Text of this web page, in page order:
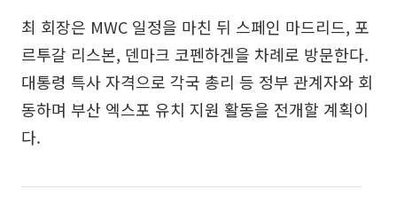
최 회장은 MWC 일정을 마친 뒤 스페인 마드리드, 포
르투갈 리스본, 덴마크 코펜하겐을 차례로 방문한다.
대통령 특사 자격으로 각국 총리 등 정부 관계자와 회
동하며 부산 엑스포 유치 지원 활동을 전개할 계획이
다.